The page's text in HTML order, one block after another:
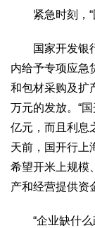
紧急时刻，“
国家开发银行
内给予专项应急
和包材采购及扩
万元的发放。“
亿元，而且利息
天前，国开行上
希望开米上规模
产和经营提供资
“企业缺什么